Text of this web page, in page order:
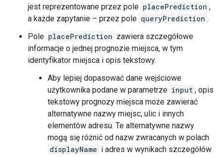
jest reprezentowane przez pole placePrediction ,
a każde zapytanie – przez pole queryPrediction .
Pole placePrediction zawiera szczegółowe
informacje o jednej prognozie miejsca, w tym
identyfikator miejsca i opis tekstowy.
Aby lepiej dopasować dane wejściowe
użytkownika podane w parametrze input , opis
tekstowy prognozy miejsca może zawierać
alternatywne nazwy miejsc, ulic i innych
elementów adresu. Te alternatywne nazwy
mogą się różnić od nazw zwracanych w polach
displayName i adres w wynikach szczegółów